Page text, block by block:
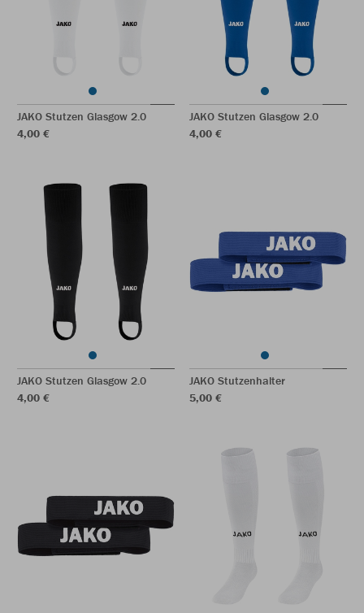
JAKO Stutzen Glasgow 2.0
4,00 €
JAKO Stutzen Glasgow 2.0
4,00 €
JAKO Stutzen Glasgow 2.0
4,00 €
JAKO Stutzenhalter
5,00 €